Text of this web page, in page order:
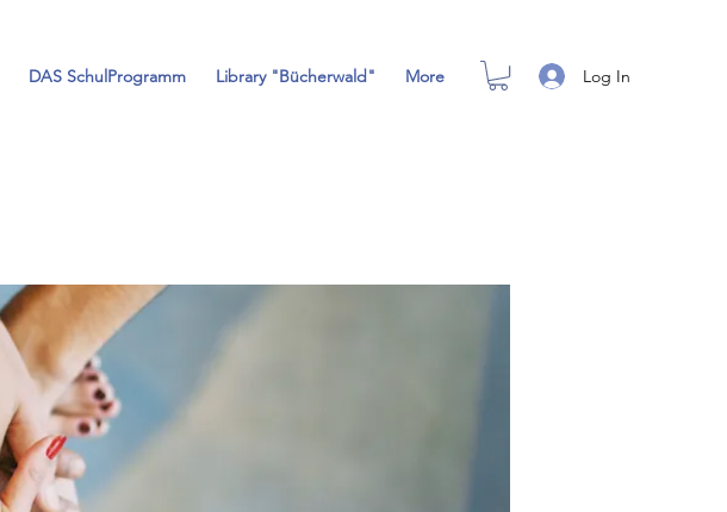
DAS SchulProgramm Library "Bücherwald" More Log In